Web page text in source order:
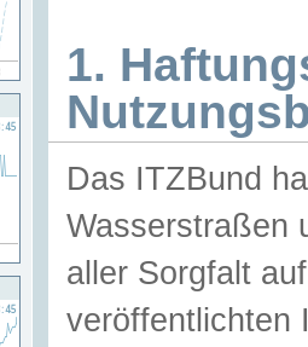
1.
Das ITZBund
Wasserstraßen
aller Sorgfalt
veröffentlichten